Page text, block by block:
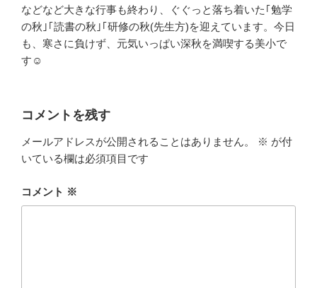
などなど大きな行事も終わり、ぐぐっと落ち着いた｢勉学
の秋｣｢読書の秋｣｢研修の秋(先生方)を迎えています。今日
も、寒さに負けず、元気いっぱい深秋を満喫する美小で
す☺
コメントを残す
メールアドレスが公開されることはありません。 ※ が付
いている欄は必須項目です
コメント ※